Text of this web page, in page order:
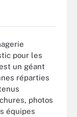
pour les
un géant
réparties
photos
équipes